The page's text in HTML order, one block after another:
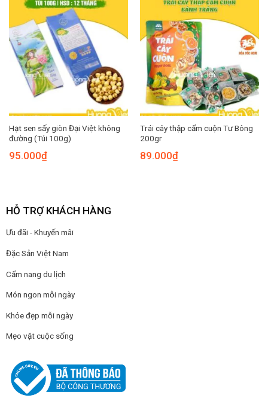
Hạt sen sấy giòn Đại Việt không
đường (Túi 100g)
95.000₫
Trái cây thập cẩm cuộn Tư Bông
200gr
89.000₫
HỖ TRỢ KHÁCH HÀNG
Ưu đãi - Khuyến mãi
Đặc Sản Việt Nam
Cẩm nang du lịch
Món ngon mỗi ngày
Khỏe đẹp mỗi ngày
Mẹo vặt cuộc sống